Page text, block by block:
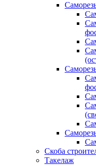
Скоба
Такелаж